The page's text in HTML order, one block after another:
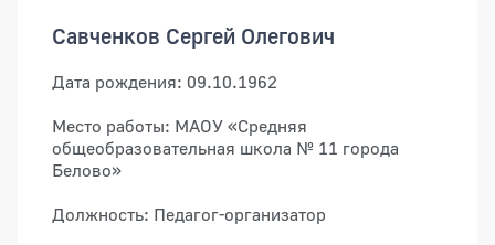
Савченков Сергей Олегович
Дата рождения: 09.10.1962
Место работы: МАОУ «Средняя
общеобразовательная школа № 11 города
Белово»
Должность: Педагог-организатор